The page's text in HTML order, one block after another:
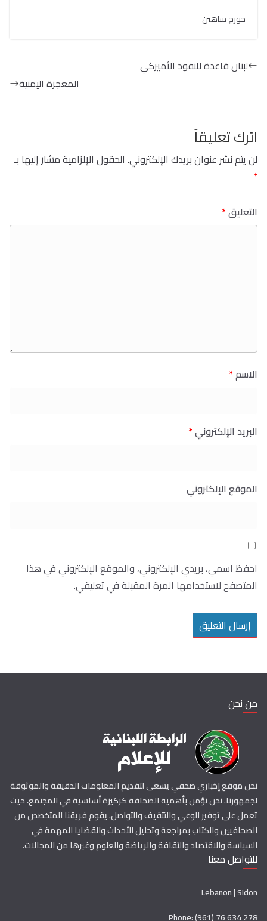
جورج شاهين
لبنان قاعدة للنفوذ الأميركي
المعجزة اليمنية
اترك تعليقاً
لن يتم نشر عنوان بريدك الإلكتروني. الحقول الإلزامية مشار إليها بـ
*
التعليق*
الاسم*
البريد الإلكتروني*
الموقع الإلكتروني
احفظ اسمي، بريدي الإلكتروني، والموقع الإلكتروني في هذا
المتصفح لاستخدامها المرة المقبلة في تعليقي.
من نحن
نحن موقع إخباري صحفي يسعى لتقديم المعلومات الدقيقة والموثوقة
لجمهورنا. نحن نؤمن بأهمية الصحافة كركيزة أساسية في المجتمع، حيث
تعمل على توفير الوعي والتثقيف والتواصل. يقوم فريقنا المتخصص من
الصحافيين والكتاب بمراجعة وتحليل الأحداث والقضايا المهمة في
السياسة والاقتصاد والثقافة والرياضة والعلوم وغيرها من المجالات.
للتواصل معنا
Lebanon | Sidon
Phone: (961) 76 634 278